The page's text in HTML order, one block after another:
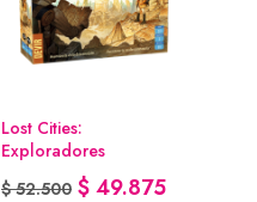
Lost Cities:
Exploradores
Precio base
$ 52.500 Precio
$ 49.875